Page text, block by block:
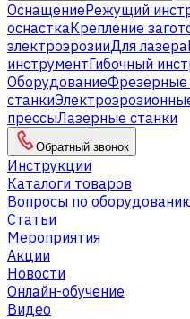
ОснащениеРежущий
оснасткаКрепление
электроэрозииДля лазера
инструментГибочный
ОборудованиеФрезерные
станки
прессыЛазерные станки
Обратный звонок
Инструкции
Каталоги товаров
Вопросы по
Статьи
Мероприятия
Акции
Новости
Онлайн-обучение
Видео